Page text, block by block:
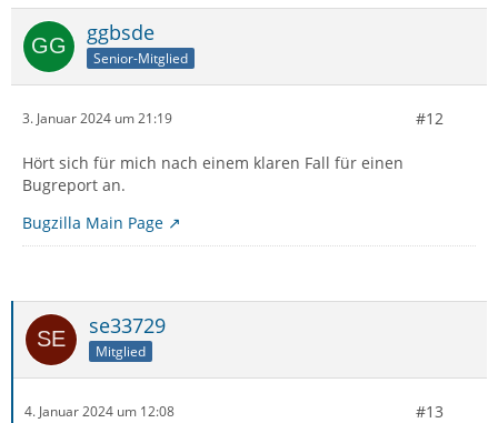
ggbsde
Senior-Mitglied
3. Januar 2024 um 21:19 #12
Hört sich für mich nach einem klaren Fall für einen
Bugreport an.
Bugzilla Main Page
se33729
Mitglied
4. Januar 2024 um 12:08 #13